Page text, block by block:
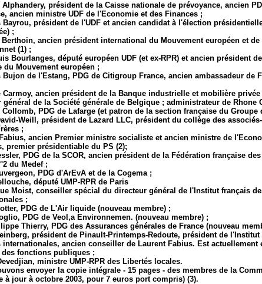
Alphandery, président de la Caisse nationale de prévoyance, ancien
ancien ministre UDF de l'Economie et des Finances ;
Bayrou, président de l'UDF et ancien candidat à l'élection
;
Berthoin, ancien président international du Mouvement européen et
(1) ;
Bourlanges, député européen UDF (et ex-RPR) et ancien président
du Mouvement européen ;
Bujon de l'Estang, PDG de Citigroup France, ancien ambassadeur de
Carmoy, ancien président de la Banque industrielle et mobilière privée
général de la Société générale de Belgique ; administrateur de Rhone
Collomb, PDG de Lafarge (et patron de la section française du Groupe
Weill, président de Lazard LLC, président du collège des
;
ancien Premier ministre socialiste et ancien ministre de
premier présidentiable du PS (2);
PDG de la SCOR, ancien président de la Fédération française
du Medef ;
PDG d'ArEvA et de la Cogema ;
député UMP-RPR de Paris
Moist, conseiller spécial du directeur général de l'Institut français
;
PDG de L'Air liquide (nouveau membre) ;
PDG de Veol,a Environnemen. (nouveau membre) ;
Thierry, PDG des Assurances générales de France (nouveau
président de Pinault-Printemps-Redoute, président de l'Institut
internationales, ancien conseiller de Laurent Fabius. Est actuellement
des fonctions publiques ;
ministre UMP-RPR des Libertés locales.
envoyer la copie intégrale - 15 pages - des membres de la
à jour à octobre 2003, pour 7 euros port compris) (3).